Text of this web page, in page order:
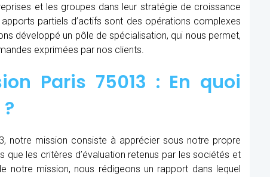
et les groupes dans leur stratégie de croissance
partiels d’actifs sont des opérations complexes
développé un pôle de spécialisation, qui nous permet,
exprimées par nos clients.
Paris 75013 : En quoi
notre mission consiste à apprécier sous notre propre
que les critères d’évaluation retenus par les sociétés et
notre mission, nous rédigeons un rapport dans lequel